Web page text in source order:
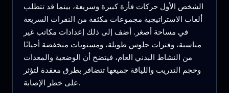
الشخص الأول حركات فأرة كبيرة وسريعة، بينما قد تتطلب
ألعاب الاستراتيجية مجموعات مكثفة من النقرات السريعة
في مساحة أصغر. أضف إلى ذلك إعدادات مكاتب غير
مناسبة، وفترات جلوس طويلة، ومستويات منخفضة أحيانًا
من النشاط البدني العام، فيتضح أن الوضعية والمعدات
وحجم التدريب واللياقة جميعها تتضافر بطرق معقدة لتؤثر
على خطر الإصابة.